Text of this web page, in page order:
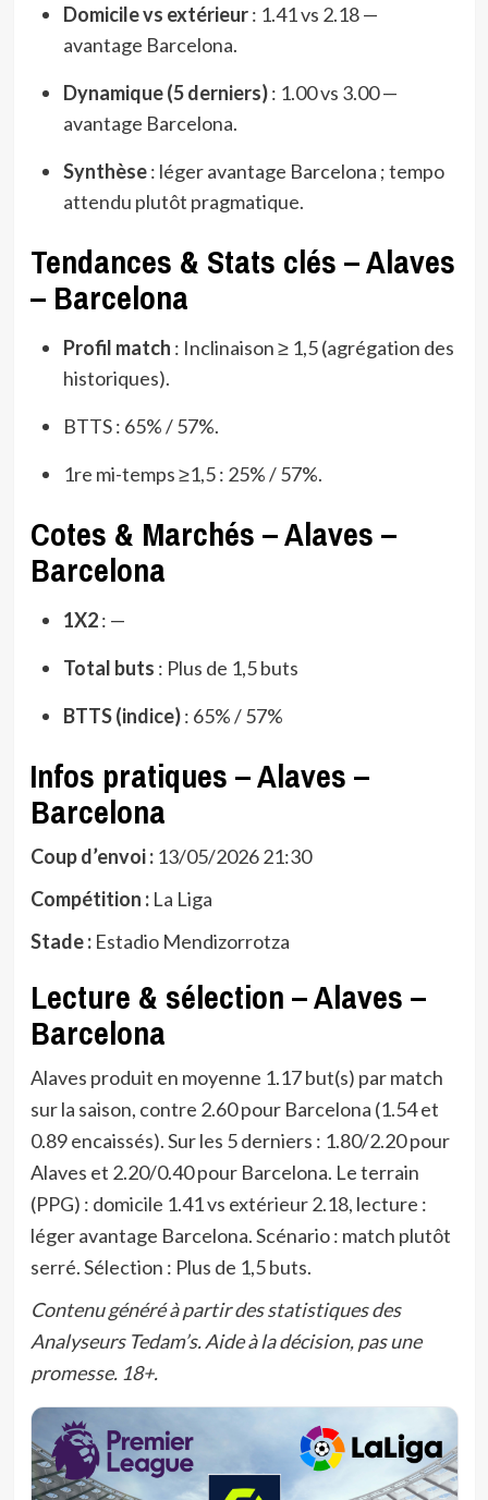
Domicile vs extérieur: 1.41 vs 2.18 —
avantage Barcelona.
Dynamique (5 derniers): 1.00 vs 3.00 —
avantage Barcelona.
Synthèse: léger avantage Barcelona ; tempo
attendu plutôt pragmatique.
Tendances & Stats clés – Alaves
– Barcelona
Profil match : Inclinaison ≥ 1,5 (agrégation des
historiques).
BTTS : 65% / 57%.
1re mi-temps ≥1,5 : 25% / 57%.
Cotes & Marchés – Alaves –
Barcelona
1X2: —
Total buts : Plus de 1,5 buts
BTTS (indice): 65% / 57%
Infos pratiques – Alaves –
Barcelona
Coup d’envoi :13/05/2026 21:30
Compétition :La Liga
Stade :Estadio Mendizorrotza
Lecture & sélection – Alaves –
Barcelona
Alaves produit en moyenne 1.17 but(s) par match
sur la saison, contre 2.60 pour Barcelona (1.54 et
0.89 encaissés). Sur les 5 derniers : 1.80/2.20 pour
Alaves et 2.20/0.40 pour Barcelona. Le terrain
(PPG) : domicile 1.41 vs extérieur 2.18, lecture :
léger avantage Barcelona. Scénario : match plutôt
serré. Sélection : Plus de 1,5 buts.
Contenu généré à partir des statistiques des
Analyseurs Tedam’s. Aide à la décision, pas une
promesse. 18+.